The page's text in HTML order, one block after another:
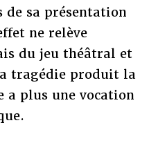
sa présentation
ne relève
du jeu théâtral et
tragédie produit la
plus une vocation